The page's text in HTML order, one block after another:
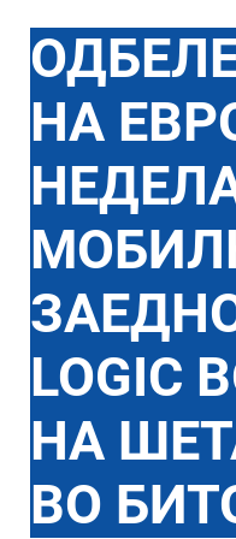
НА
LOGIC
НА
ВО